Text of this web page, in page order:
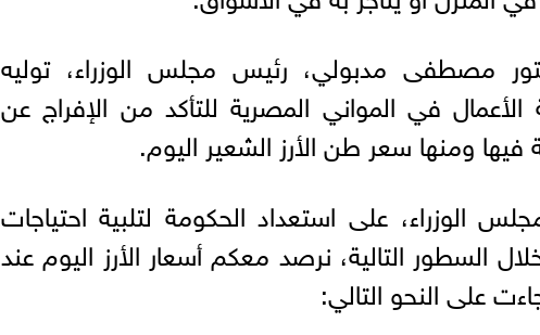
مصطفى مدبولي، رئيس مجلس الوزراء، توليه
الأعمال في المواني المصرية للتأكد من الإفراج عن
فيها ومنها سعر طن الأرز الشعير اليوم.
الوزراء، على استعداد الحكومة لتلبية احتياجات
السطور التالية، نرصد معكم أسعار الأرز اليوم عند
على النحو التالي: